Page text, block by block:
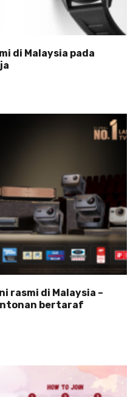
di Malaysia pada
rasmi di Malaysia –
bertaraf